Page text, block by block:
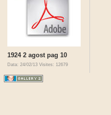
1924 2 agost pag 10
Data: 24/02/13 Visites: 12679